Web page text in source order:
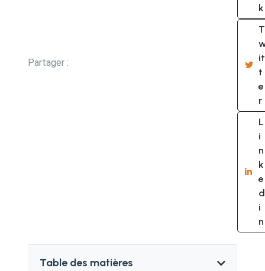
Partager :
k
T
it
t
e
r
L
i
n
k
e
d
i
n
Table des matières